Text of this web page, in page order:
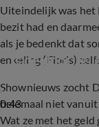
Uiteindelijk was het
bezit had en
als je bedenkt dat
enkeling (Floris)
0:43
Is de door
Shownieuws zocht
helemaal niet vanuit
Wat ze met het